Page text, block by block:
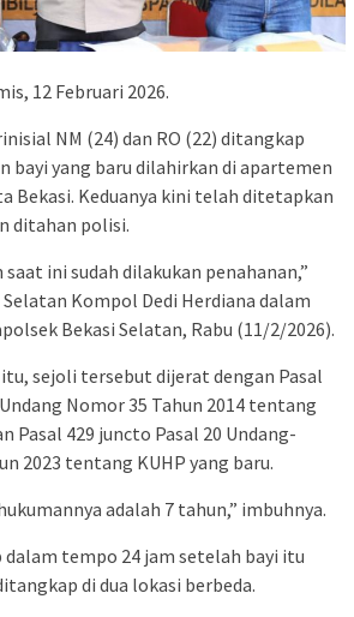
12 Februari 2026.
NM (24) dan RO (22) ditangkap
bayi yang baru dilahirkan di apartemen
Bekasi. Keduanya kini telah ditetapkan
ditahan polisi.
ini sudah dilakukan penahanan,”
Kompol Dedi Herdiana dalam
Bekasi Selatan, Rabu (11/2/2026).
sejoli tersebut dijerat dengan Pasal
Nomor 35 Tahun 2014 tentang
Pasal 429 juncto Pasal 20 Undang-
2023 tentang KUHP yang baru.
adalah 7 tahun,” imbuhnya.
dalam tempo 24 jam setelah bayi itu
di dua lokasi berbeda.